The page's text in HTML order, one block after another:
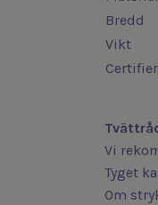
Bredd
Vikt
Vi
Tyget
Om